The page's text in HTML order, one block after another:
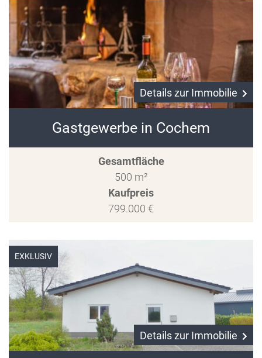
Details zur Immobilie
Gastgewerbe in Cochem
Gesamtfläche
500 m²
Kaufpreis
799.000 €
EXKLUSIV
Details zur Immobilie